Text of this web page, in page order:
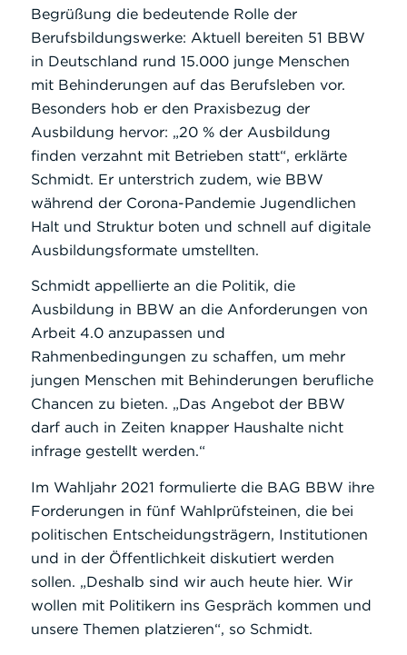
Begrüßung die bedeutende Rolle der
Berufsbildungswerke: Aktuell bereiten 51 BBW
in Deutschland rund 15.000 junge Menschen
mit Behinderungen auf das Berufsleben vor.
Besonders hob er den Praxisbezug der
Ausbildung hervor: „20 % der Ausbildung
finden verzahnt mit Betrieben statt“, erklärte
Schmidt. Er unterstrich zudem, wie BBW
während der Corona-Pandemie Jugendlichen
Halt und Struktur boten und schnell auf digitale
Ausbildungsformate umstellten.
Schmidt appellierte an die Politik, die
Ausbildung in BBW an die Anforderungen von
Arbeit 4.0 anzupassen und
Rahmenbedingungen zu schaffen, um mehr
jungen Menschen mit Behinderungen berufliche
Chancen zu bieten. „Das Angebot der BBW
darf auch in Zeiten knapper Haushalte nicht
infrage gestellt werden.“
Im Wahljahr 2021 formulierte die BAG BBW ihre
Forderungen in fünf Wahlprüfsteinen, die bei
politischen Entscheidungsträgern, Institutionen
und in der Öffentlichkeit diskutiert werden
sollen. „Deshalb sind wir auch heute hier. Wir
wollen mit Politikern ins Gespräch kommen und
unsere Themen platzieren“, so Schmidt.